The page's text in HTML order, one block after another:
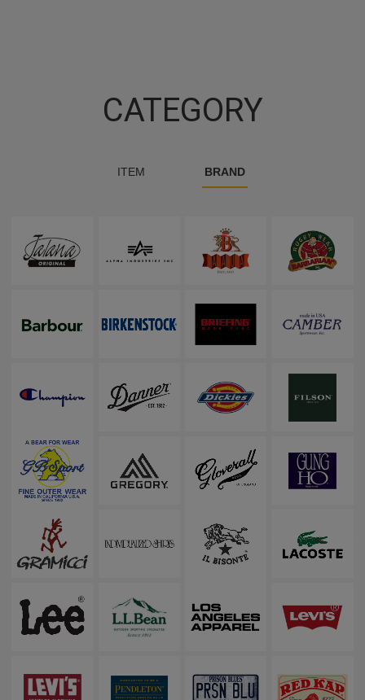
CATEGORY
ITEM BRAND